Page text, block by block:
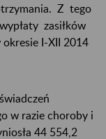
Z tego
zasiłków
I-XII 2014
w razie choroby i
44 554,2